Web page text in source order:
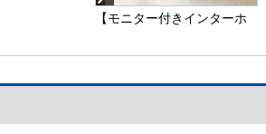
【モニター付きインターホ